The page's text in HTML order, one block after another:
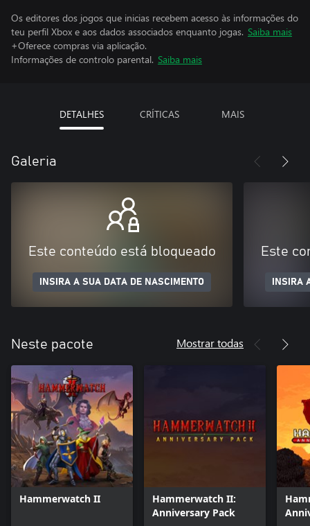
Os editores dos jogos que inicias recebem acesso às informações do
teu perfil Xbox e aos dados associados enquanto jogas. Saiba mais
+Oferece compras via aplicação.
Informações de controlo parental. Saiba mais
DETALHES CRÍTICAS MAIS
Galeria
Este conteúdo está bloqueado
INSIRA A SUA DATA DE NASCIMENTO
Este
INSIRA
Neste pacote Mostrar todas
Hammerwatch II
Hammerwatch II:
Anniversary Pack